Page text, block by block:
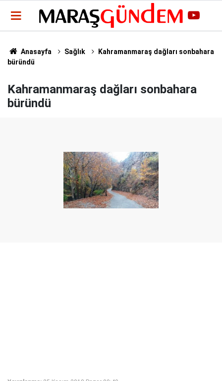
Anasayfa Sağlık
Kahramanmaraş dağları sonbahara
büründü
Kahramanmaraş dağları sonbahara
büründü